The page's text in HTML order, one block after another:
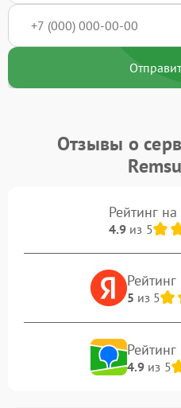
Отзывы о
Рейтинг на
4.9из 5
5 из 5
Рейтинг
4.9из 5